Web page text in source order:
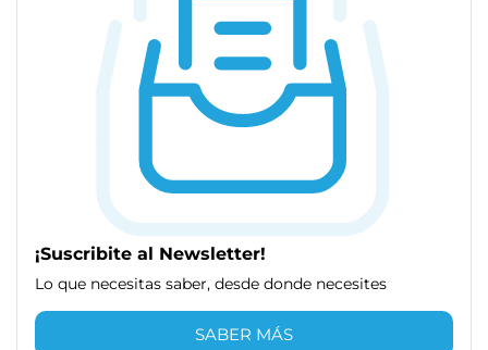
¡Suscribite al Newsletter!
Lo que necesitas saber, desde donde necesites
SABER MÁS